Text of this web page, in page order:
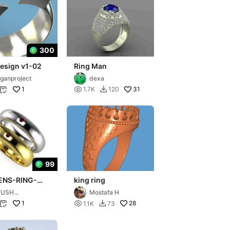
300
v1-02
 1
Ring Man
dexa
 1.7K  120 31
99
RING-
 1
king ring
Mostafa H
 1.1K  73 28